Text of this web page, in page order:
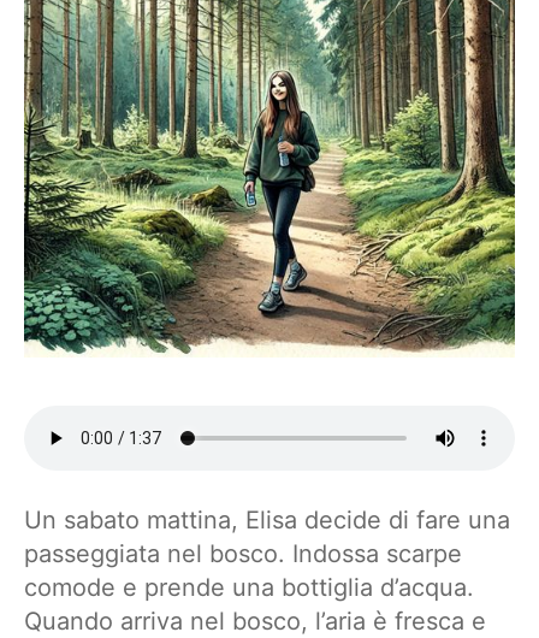
Un sabato mattina, Elisa decide di fare una
passeggiata nel bosco. Indossa scarpe
comode e prende una bottiglia d’acqua.
Quando arriva nel bosco, l’aria è fresca e